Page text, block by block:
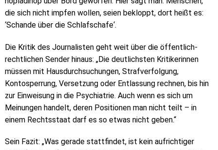
die sich nicht impfen wollen, seien bekloppt, dort heißt es:
‘Schande über die Schlafschafe‘.
Die Kritik des Journalisten geht weit über die öffentlich-
rechtlichen Sender hinaus: „Die deutlichsten Kritikerinnen
müssen mit Hausdurchsuchungen, Strafverfolgung,
Kontosperrung, Versetzung oder Entlassung rechnen, bis hin
zur Einweisung in die Psychiatrie. Auch wenn es sich um
Meinungen handelt, deren Positionen man nicht teilt – in
einem Rechtsstaat darf es so etwas nicht geben.“
Sein Fazit: „Was gerade stattfindet, ist kein aufrichtiger